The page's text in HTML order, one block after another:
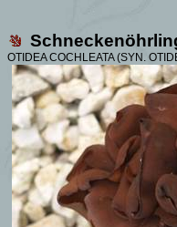
OTIDEA COCHLEATA (SYN.